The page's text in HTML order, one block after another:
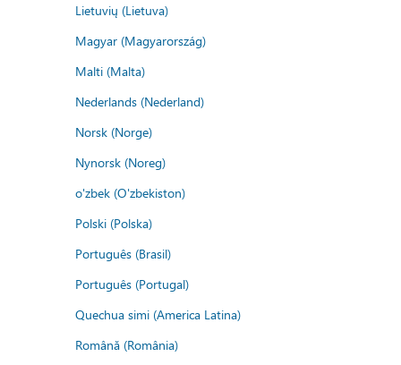
Lietuvių (Lietuva)
Magyar (Magyarország)
Malti (Malta)
Nederlands (Nederland)
Norsk (Norge)
Nynorsk (Noreg)
o'zbek (O'zbekiston)
Polski (Polska)
Português (Brasil)
Português (Portugal)
Quechua simi (America Latina)
Română (România)